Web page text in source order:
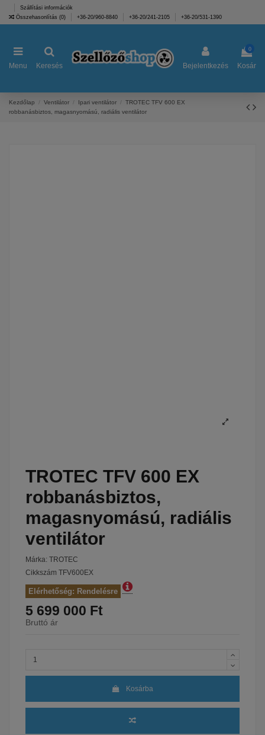
Szállítási információk
Összehasonlítás (0) +36-20/960-8840 +36-20/241-2105 +36-20/531-1390
Menu Keresés Bejelentkezés
0
Kosár
Kezdőlap Ventilátor Ipari ventilátor
TROTEC TFV 600 EX
robbanásbiztos, magasnyomású, radiális ventilátor
TROTEC TFV 600 EX
robbanásbiztos,
magasnyomású, radiális
ventilátor
Márka: TROTEC
Cikkszám TFV600EX
Elérhetőség: Rendelésre
5 699 000 Ft
Bruttó ár
Kosárba